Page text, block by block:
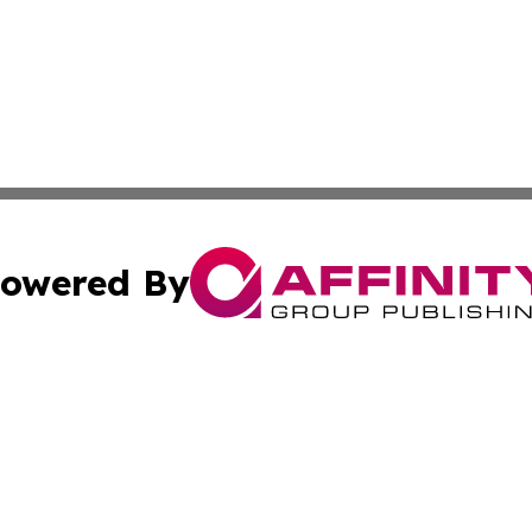
By